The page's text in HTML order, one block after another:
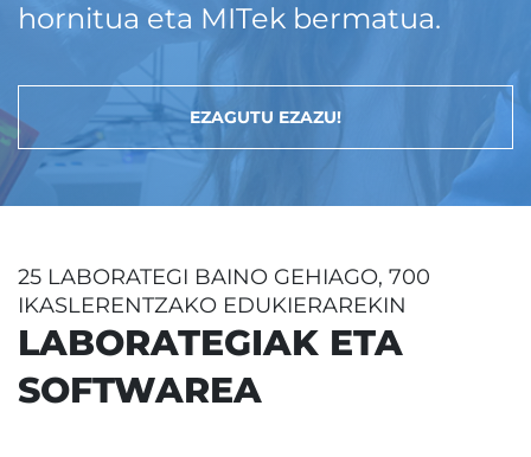
hornitua eta MITek bermatua.
EZAGUTU EZAZU!
25 LABORATEGI BAINO GEHIAGO, 700
IKASLERENTZAKO EDUKIERAREKIN
LABORATEGIAK ETA
SOFTWAREA